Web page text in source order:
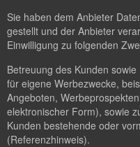
Sie haben dem Anbieter
gestellt und der Anbieter
Einwilligung zu folgenden
Betreuung des Kunden sowie
für eigene Werbezwecke,
Angeboten,
elektronischer Form), sowie
Kunden bestehende oder
(Referenzhinweis).